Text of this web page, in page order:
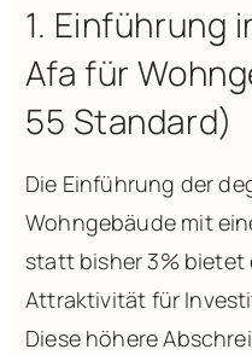
1. Einführung
Afa für
55 Standard)
Die Einführung der
Wohngebäude mit
statt bisher 3%
Attraktivität für
Diese höhere